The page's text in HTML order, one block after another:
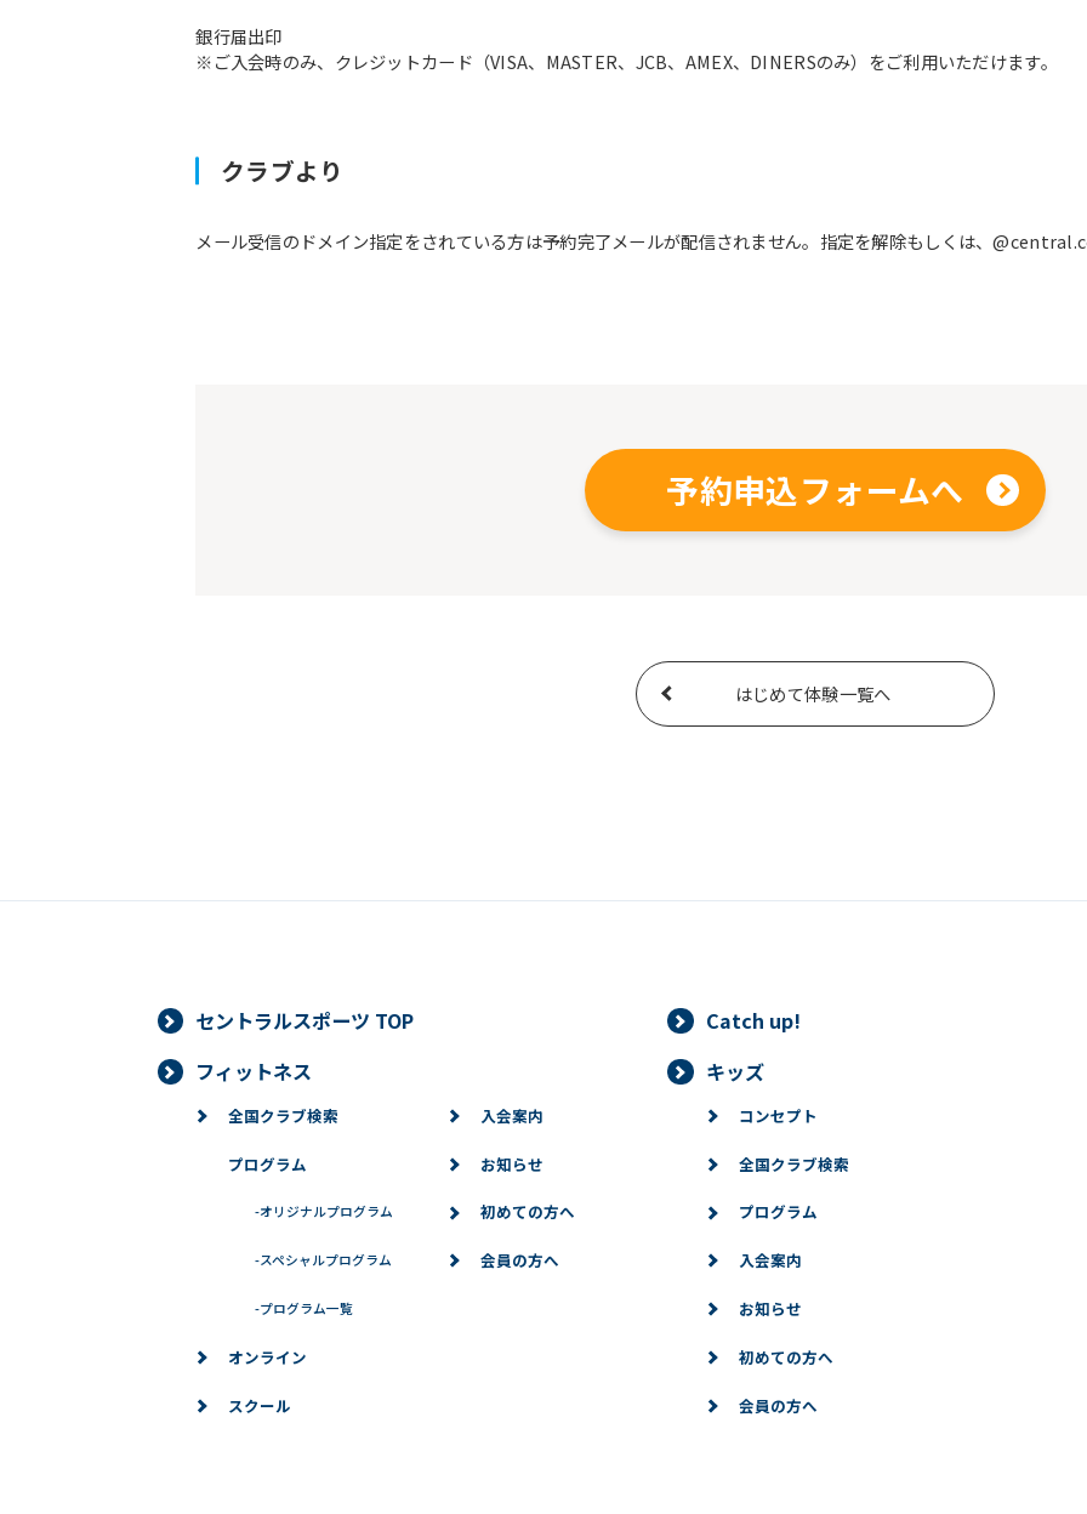
銀行届出印
※ご入会時のみ、クレジットカード（VISA、MASTER、JCB、AMEX、DINERSのみ）をご利用いただけます。
クラブより
メール受信のドメイン指定をされている方は予約完了メールが配信されません。指定を解除もしくは、
予約申込フォームへ
はじめて体験一覧へ
セントラルスポーツ TOP
Catch up!
フィットネス
全国クラブ検索
プログラム
-オリジナルプログラム
-スペシャルプログラム
-プログラム一覧
オンライン
スクール
入会案内
お知らせ
初めての方へ
会員の方へ
キッズ
コンセプト
全国クラブ検索
プログラム
入会案内
お知らせ
初めての方へ
会員の方へ